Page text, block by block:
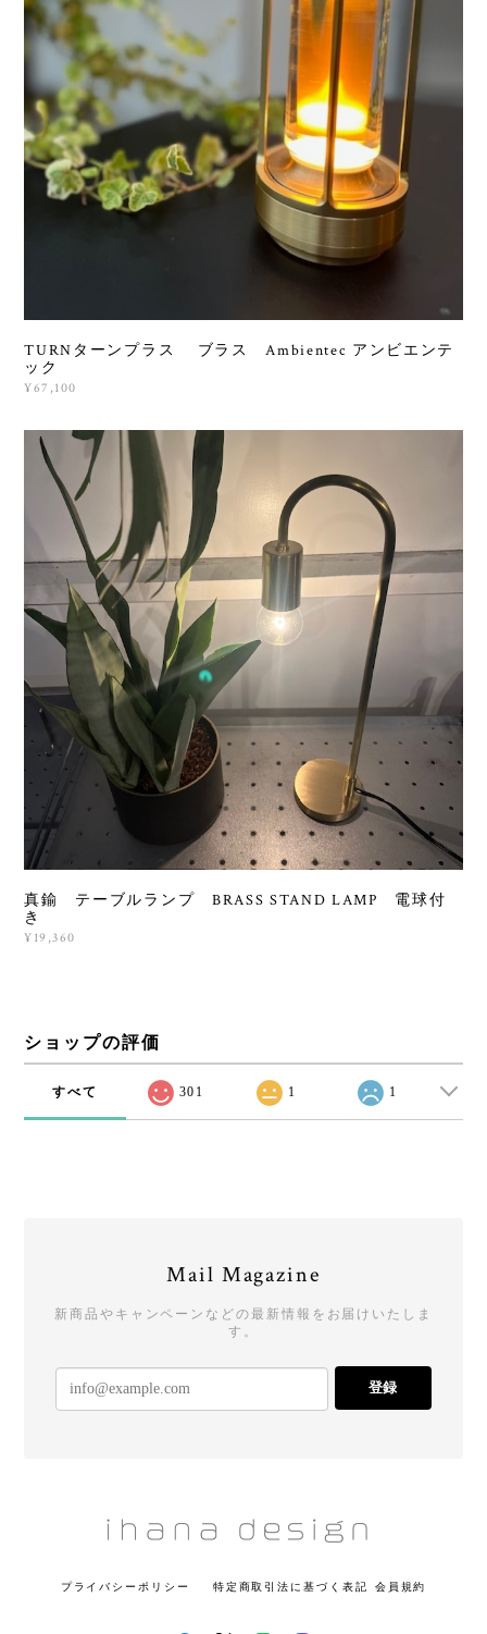
TURNターンプラス ブラス Ambientec アンビエンテ
ック
¥67,100
真鍮 テーブルランプ BRASS STAND LAMP 電球付
き
¥19,360
ショップの評価
すべて 301 1 1
Mail Magazine
新商品やキャンペーンなどの最新情報をお届けいたしま
す。
登録
プライバシーポリシー 特定商取引法に基づく表記 会員規約